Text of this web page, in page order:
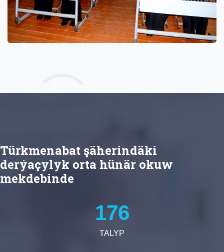
geçmedik ýigitler ýazylyş şahadatnamasyny we
ýaşaýan ýeri boýunça harby wekillikden güwähatyny
Nädogry berlen maglumatlar we resmi iş kagyzlary üçin
Türkmenabat şäherindäki
derýaçylyk orta hünär okuw
mekdebinde
224
TALYP